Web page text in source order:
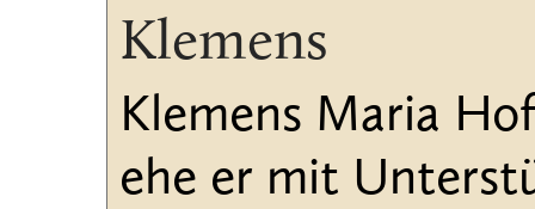
Klemens
Klemens Maria
ehe er mit